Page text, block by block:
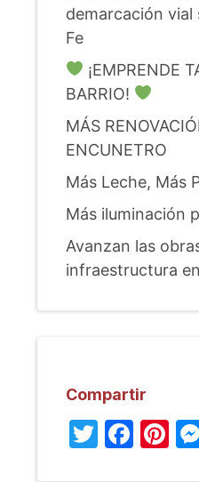
demarcación vial
Fe
¡EMPRENDE
BARRIO!
MÁS
ENCUNETRO
Más Leche, Más
Más iluminación
Avanzan las
infraestructura
Compartir
Twitter